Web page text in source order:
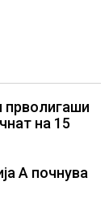
прволигаши
на 15
А почнува